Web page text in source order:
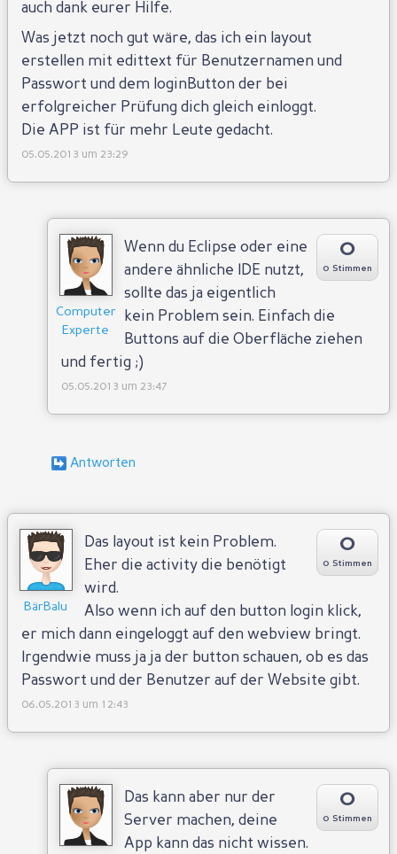
auch dank eurer Hilfe.
Was jetzt noch gut wäre, das ich ein layout
erstellen mit edittext für Benutzernamen und
Passwort und dem loginButton der bei
erfolgreicher Prüfung dich gleich einloggt.
Die APP ist für mehr Leute gedacht.
05.05.2013 um 23:29
Computer
Experte
0
0 Stimmen
Wenn du Eclipse oder eine
andere ähnliche IDE nutzt,
sollte das ja eigentlich
kein Problem sein. Einfach die
Buttons auf die Oberfläche ziehen
und fertig ;)
05.05.2013 um 23:47
BärBalu
0
0 Stimmen
Das layout ist kein Problem.
Eher die activity die benötigt
wird.
Also wenn ich auf den button login klick,
er mich dann eingeloggt auf den webview bringt.
Irgendwie muss ja ja der button schauen, ob es das
Passwort und der Benutzer auf der Website gibt.
06.05.2013 um 12:43
0
0 Stimmen
Das kann aber nur der
Server machen, deine
App kann das nicht wissen.